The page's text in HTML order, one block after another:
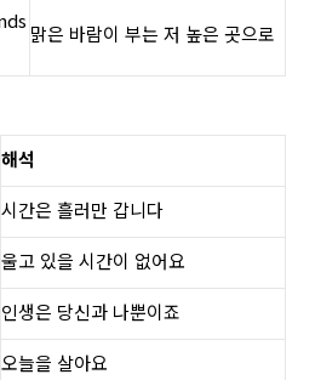
맑은 바람이 부는 저 높은 곳으로
해석
시간은 흘러만 갑니다
울고 있을 시간이 없어요
인생은 당신과 나뿐이죠
오늘을 살아요